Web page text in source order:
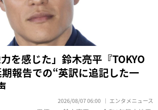
力を感じた」鈴木亮平『TOKYO
報告での“英訳に追記した一
2026/08/07 06:00 エンタメニュース